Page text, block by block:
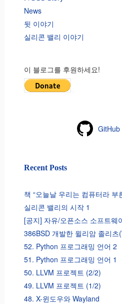
News
뒷 이야기
실리콘 밸리 이야기
이 블로그를 후원하세요!
Recent Posts
책 “오늘날 우리는 컴퓨터라 부
실리콘 밸리의 시작 1
[공지] 자유/오픈소스 소프트웨
386BSD 개발한 윌리암 졸리
52. Python 프로그래밍 언어 2
51. Python 프로그래밍 언어 1
50. LLVM 프로젝트 (2/2)
49. LLVM 프로젝트 (1/2)
48. X-윈도우와 Wayland